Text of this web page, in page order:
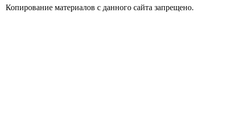
Копирование материалов с данного сайта запрещено.